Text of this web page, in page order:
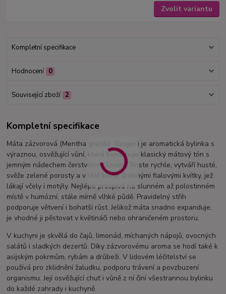
Zvolit variantu
Kompletní specifikace
Hodnocení 0
Související zboží 2
Kompletní specifikace
Máta zázvorová (Mentha gracilis ‘Ginger’) je aromatická bylinka s
výraznou, osvěžující vůní, která kombinuje klasický mátový tón s
jemným nádechem čerstvého zázvoru. Roste rychle, vytváří husté,
svěže zelené porosty a v létě kvete drobnými fialovými kvítky, jež
lákají včely i motýly. Nejlépe prospívá na slunném až polostinném
místě v humózní, stále mírně vlhké půdě. Pravidelný střih
podporuje větvení i bohatší růst. Jelikož máta snadno expanduje,
je vhodné ji pěstovat v květináči nebo ohraničeném prostoru.
V kuchyni je skvělá do čajů, limonád, míchaných nápojů, ovocných
salátů i sladkých dezertů. Díky zázvorovému aroma se hodí také k
asijským pokrmům, rybám a drůbeži. V lidovém léčitelství se
používá pro zklidnění žaludku, podporu trávení a povzbuzení
organismu. Její osvěžující chuť i vůně z ní činí všestrannou bylinku
do každé zahrady i kuchyně.